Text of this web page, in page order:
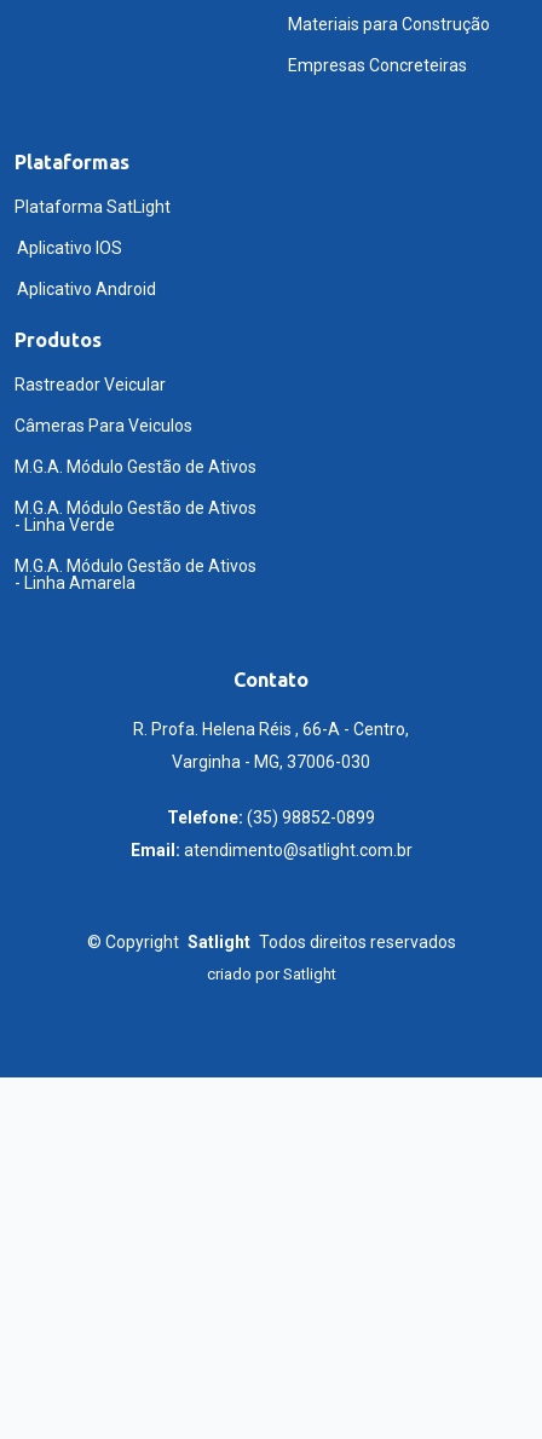
Materiais para Construção
Empresas Concreteiras
Plataformas
Plataforma SatLight
Aplicativo IOS
Aplicativo Android
Produtos
Rastreador Veicular
Câmeras Para Veiculos
M.G.A. Módulo Gestão de Ativos
M.G.A. Módulo Gestão de Ativos
- Linha Verde
M.G.A. Módulo Gestão de Ativos
- Linha Amarela
Contato
R. Profa. Helena Réis , 66-A - Centro,
Varginha - MG, 37006-030
Telefone: (35) 98852-0899
Email: atendimento@satlight.com.br
© Copyright Satlight Todos direitos reservados
criado porSatlight